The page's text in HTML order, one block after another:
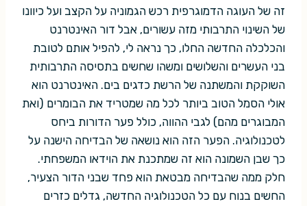
זה של העוגה הדמוגרפית רכש הגמוניה על הקצב ועל כיוונו
של השינוי התרבותי מזה עשורים, אבל דור האינטרנט
והכלכלה החדשה החלו, כך נראה לי, להפיל אותם לטובת
בני העשרים והשלושים ומשהו שחשים בתסיסה התרבותית
השוקקת והמשתנה של הרשת כדגים בים. האינטרנט הוא
אולי הסמל הטוב ביותר לכל מה שמטריד את הבומרים (ואת
המבוגרים מהם) לגבי ההווה, כולל פער הדורות ביחס
לטכנולוגיה. הפער הזה הוא נושאה של הבדיחה הישנה על
כך שבן השמונה הוא זה שמתכנת את הוידאו המשפחתי.
חלק ממה שהבדיחה מבטאת הוא פחד שבני הדור הצעיר,
החשים בנוח עם כל הטכנולוגיה החדשה, גדלים כזרים